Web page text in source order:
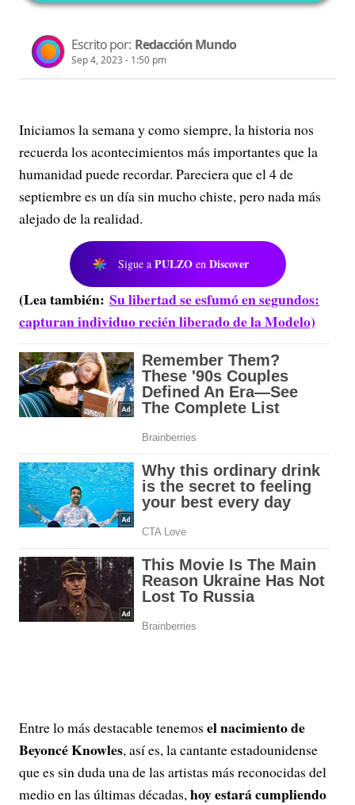
Escrito por: Redacción Mundo
Sep 4, 2023 - 1:50 pm
Iniciamos la semana y como siempre, la historia nos
recuerda los acontecimientos más importantes que la
humanidad puede recordar. Pareciera que el 4 de
septiembre es un día sin mucho chiste, pero nada más
alejado de la realidad.
Sigue a PULZO en Discover
(Lea también: Su libertad se esfumó en segundos:
capturan individuo recién liberado de la Modelo)
Entre lo más destacable tenemos el nacimiento de
Beyoncé Knowles, así es, la cantante estadounidense
que es sin duda una de las artistas más reconocidas del
medio en las últimas décadas,hoy estará cumpliendo